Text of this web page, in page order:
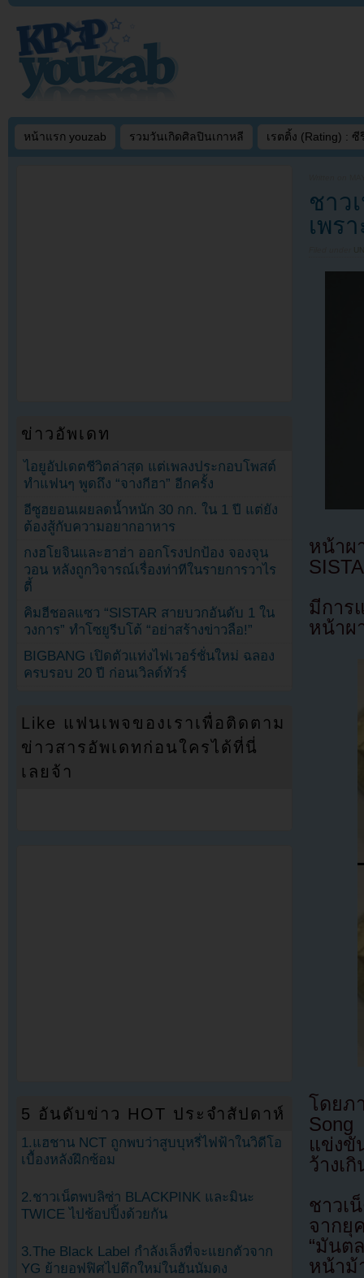
หน้าแรก youzab รวมวันเกิดศิลปินเกาหลี เรตติ้ง (Rating) : ซี
ชาว
เพร
หน้าผ
มีการ
หน้าผ
โดยภ
แข่งขั
ว้างเ
ชาวเ
จากยุ
“มันต
หน้าม้
ข่าวอัพเดท
ไอยูอัปเดตชีวิตล่าสุด แต่เพลงประกอบโพสต์
ทำแฟนๆ พูดถึง “จางกีฮา” อีกครั้ง
อีซูฮยอนเผยลดน้ำหนัก 30 กก. ใน 1 ปี แต่ยัง
ต้องสู้กับความอยากอาหาร
กงฮโยจินและฮาฮ่า ออกโรงปกป้อง จองจุน
วอน หลังถูกวิจารณ์เรื่องท่าทีในรายการวาไร
ตี้
คิมฮีชอลแซว “SISTAR สายบวกอันดับ 1 ใน
วงการ” ทำโซยูรีบโต้ “อย่าสร้างข่าวลือ!”
BIGBANG เปิดตัวแท่งไฟเวอร์ชั่นใหม่ ฉลอง
ครบรอบ 20 ปี ก่อนเวิลด์ทัวร์
Like แฟนเพจของเราเพื่อติดตาม
ข่าวสารอัพเดทก่อนใครได้ที่นี่
เลยจ้า
5 อันดับข่าว HOT ประจำสัปดาห์
1.แฮชาน NCT ถูกพบว่าสูบบุหรี่ไฟฟ้าในวิดีโอ
เบื้องหลังฝึกซ้อม
2.ชาวเน็ตพบลิซ่า BLACKPINK และมินะ
TWICE ไปช้อปปิ้งด้วยกัน
3.The Black Label กำลังเล็งที่จะแยกตัวจาก
YG ย้ายอฟฟิศไปตึกใหม่ในฮันนัมดง